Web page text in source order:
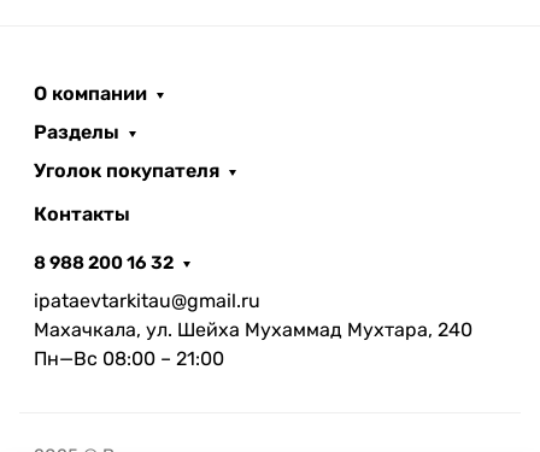
О компании
Разделы
Уголок покупателя
Контакты
8 988 200 16 32
ipataevtarkitau@gmail.ru
Махачкала, ул. Шейха Мухаммад Мухтара, 240
Пн—Вс 08:00 – 21:00